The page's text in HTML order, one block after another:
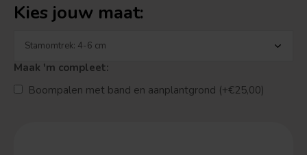
Kies jouw maat:
Maak 'm compleet:
Boompalen met band en aanplantgrond (+€25,00)